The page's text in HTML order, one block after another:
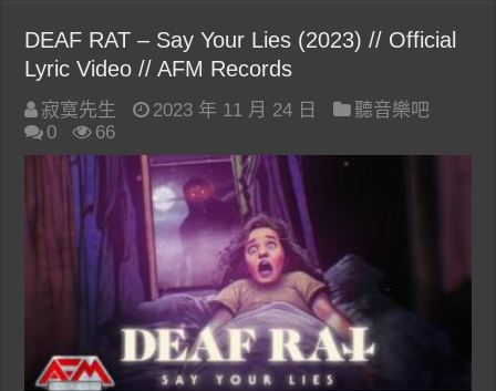
DEAF RAT – Say Your Lies (2023) // Official
Lyric Video // AFM Records
寂寞先生 2023 年 11 月 24 日
聽音樂吧
0
66